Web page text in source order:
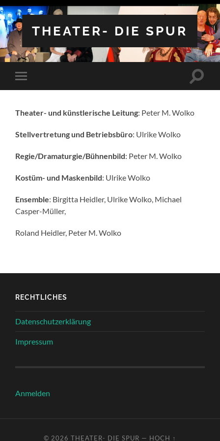
THEATER- DIE SPUR
Mobile-
Menü
Theater- und künstlerische Leitung: Peter M. Wolko
Stellvertretung und Betriebsbüro: Ulrike Wolko
Regie/Dramaturgie/Bühnenbild: Peter M. Wolko
Kostüm- und Maskenbild: Ulrike Wolko
Ensemble: Birgitta Heidler, Ulrike Wolko, Michael
Casper-Müller,
Roland Heidler, Peter M. Wolko
RECHTLICHES
Datenschutzerklärung
Impressum
Anmelden
© 2026 THEATER- DIE SPUR — HOCH ↑